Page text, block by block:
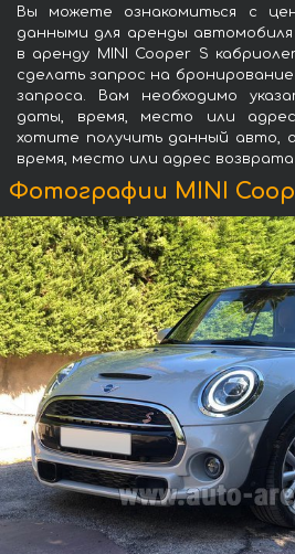
Вы можете ознакомиться с
данными для аренды
в аренду MINI Cooper S
сделать запрос на
запроса. Вам необходимо
даты, время, место или
хотите получить данный авто,
время, место или адрес
Фотографии MINI